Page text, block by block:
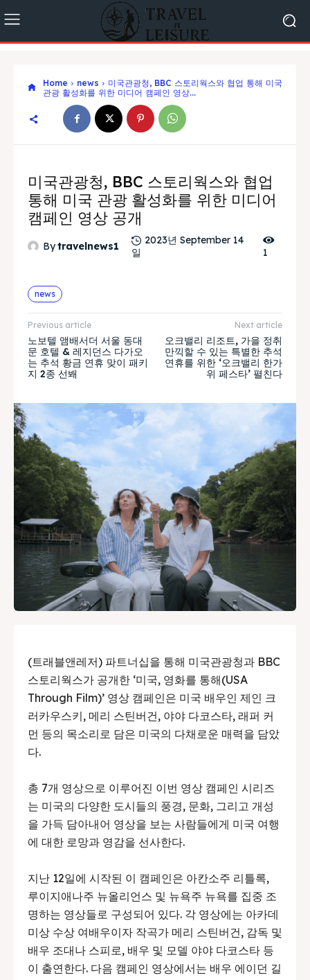
Home news
미국관광청, BBC 스토리웍스와 협업 통해 미국
관광 활성화를 위한 미디어 캠페인 영상...
미국관광청, BBC 스토리웍스와 협업
통해 미국 관광 활성화를 위한 미디어
캠페인 영상 공개
Bytravelnews1
2023년 September 14
일
1
news
Previous article
노보텔 앰배서더 서울 동대
문 호텔 & 레지던스 다가오
는 추석 황금 연휴 맞이 패키
지 2종 선봬
Next article
오크밸리 리조트, 가을 정취
만끽할 수 있는 특별한 추석
연휴를 위한 ‘오크밸리 한가
위 페스타’ 펼친다
(트래블앤레저) 파트너십을 통해 미국관광청과 BBC
스토리웍스가 공개한 ‘미국, 영화를 통해(USA
Through Film)’ 영상 캠페인은 미국 배우인 제인 크
러카우스키, 메리 스틴버건, 야야 다코스타, 래퍼 커
먼 등의 목소리로 담은 미국의 다채로운 매력을 담았
다.
총 7개 영상으로 이루어진 이번 영상 캠페인 시리즈
는 미국의 다양한 도시들의 풍경, 문화, 그리고 개성
을 가득 담아내어 영상을 보는 사람들에게 미국 여행
에 대한 로망과 영감을 선사한다.
지난 12일에 시작된 이 캠페인은 아칸소주 리틀록,
루이지애나주 뉴올리언스 및 뉴욕주 뉴욕를 집중 조
명하는 영상들로 구성되어 있다. 각 영상에는 아카데
미상 수상 여배우이자 작곡가 메리 스틴버건, 감독 및
배우 조대나 스피로, 배우 및 모델 야야 다코스타 등
이 출연한다. 다음 캠페인 영상에서는 배우 에이던 길